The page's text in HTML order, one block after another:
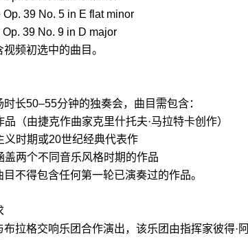
Op. 39 No. 5 in E flat minor
Op. 39 No. 9 in D major
频初选中的曲目。
时长50–55分钟的独奏会，曲目需包含：
品（由捷克作曲家克里什托夫·马拉特卡创作）
义时期或20世纪经典代表作
盖两个不同音乐风格时期的作品
目不得包含任何第一轮已演奏过的作品。
布拉格交响乐团合作演出，该乐团由指挥家彼得·